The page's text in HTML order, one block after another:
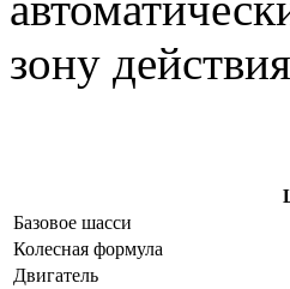
зону
Базовое шасси
Колесная формула
Двигатель